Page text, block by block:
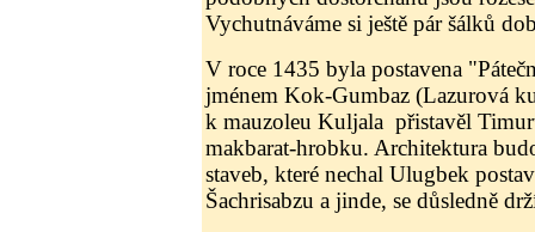
Vychutnáváme si ještě pár šálků
V roce 1435 byla postavena
jménem Kok-Gumbaz (Lazurová
k mauzoleu Kuljala přistavěl
makbarat-hrobku. Architektura
staveb, které nechal Ulugbek
Šachrisabzu a jinde, se důsledně